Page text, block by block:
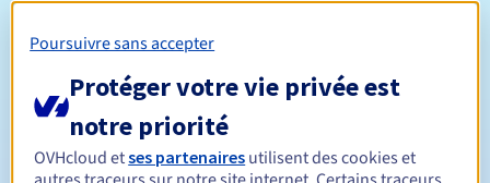
restriction géographique.
Règles de gestion et notifications
Durée de réservation
Poursuivre sans accepter
Protéger votre vie privée est
notre priorité
OVHcloud etses partenaires utilisent des cookies et